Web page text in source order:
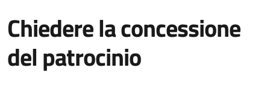
Chiedere la concessione
del patrocinio